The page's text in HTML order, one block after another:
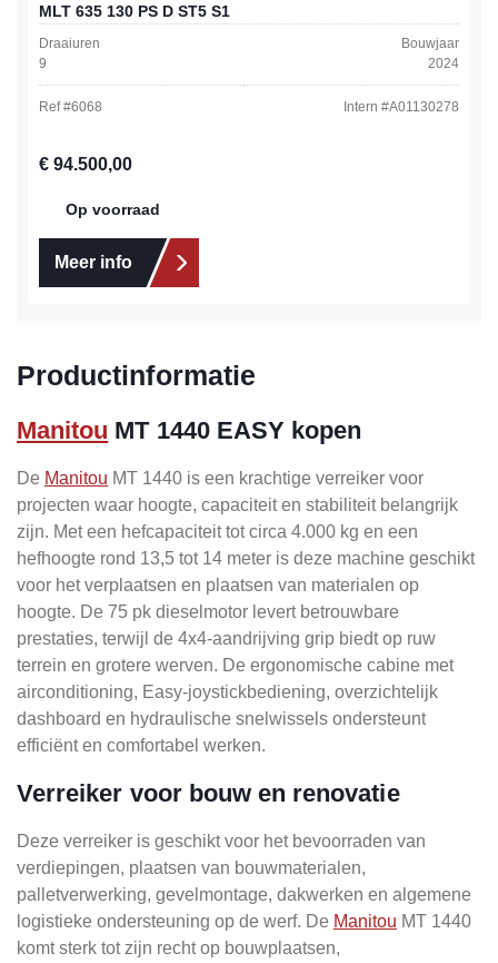
MLT 635 130 PS D ST5 S1
Draaiuren
9
Bouwjaar
2024
Ref #6068 Intern #A01130278
Normale prijs:
€ 94.500,00
Op voorraad
Meer info
Productinformatie
Manitou MT 1440 EASY kopen
De Manitou MT 1440 is een krachtige verreiker voor
projecten waar hoogte, capaciteit en stabiliteit belangrijk
zijn. Met een hefcapaciteit tot circa 4.000 kg en een
hefhoogte rond 13,5 tot 14 meter is deze machine geschikt
voor het verplaatsen en plaatsen van materialen op
hoogte. De 75 pk dieselmotor levert betrouwbare
prestaties, terwijl de 4x4-aandrijving grip biedt op ruw
terrein en grotere werven. De ergonomische cabine met
airconditioning, Easy-joystickbediening, overzichtelijk
dashboard en hydraulische snelwissels ondersteunt
efficiënt en comfortabel werken.
Verreiker voor bouw en renovatie
Deze verreiker is geschikt voor het bevoorraden van
verdiepingen, plaatsen van bouwmaterialen,
palletverwerking, gevelmontage, dakwerken en algemene
logistieke ondersteuning op de werf. De Manitou MT 1440
komt sterk tot zijn recht op bouwplaatsen,